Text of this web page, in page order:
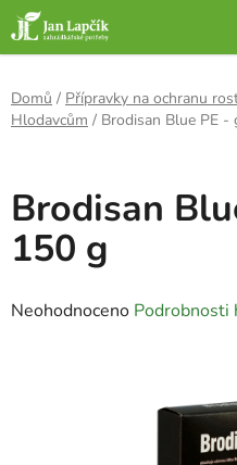
Přejít
na
obsah
Domů / Přípravky na ochranu
Hlodavcům / Brodisan Blue PE -
Brodisan
150 g
Průměrné
Neohodnoceno Podrobnosti